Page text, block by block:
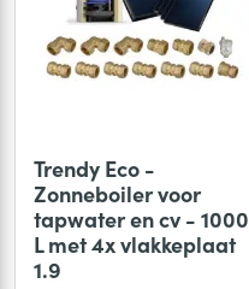
Trendy Eco -
Zonneboiler voor
tapwater en cv - 1000
L met 4x vlakkeplaat
1.9